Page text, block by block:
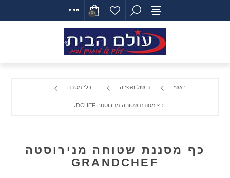
(0)
ראשי בישול ואפייה כלי מטבח
כף מסננת שטוחה מנירוסטה GRANDCHEF
כף מסננת שטוחה מנירוסטה
GRANDCHEF